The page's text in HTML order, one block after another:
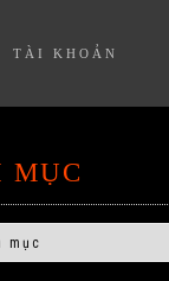
TÀI KHOẢN
MỤC